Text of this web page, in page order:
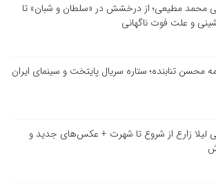
محمد مطیعی؛ از درخشش در «سلطان و شبان» تا
و علت فوت ناگهانی
محسن تنابنده؛ ستاره سریال پایتخت و سینمای ایران
لیلا زارع از شروع تا شهرت + عکس‌های جدید و